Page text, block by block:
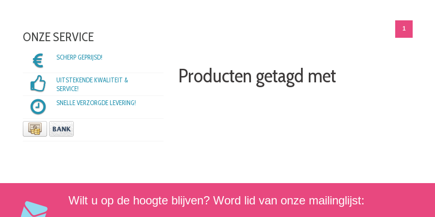
ONZE SERVICE
SCHERP GEPRIJSD!
UITSTEKENDE KWALITEIT &
SERVICE!
SNELLE VERZORGDE LEVERING!
1
Producten getagd met
Wilt u op de hoogte blijven? Word lid van onze mailinglijst: